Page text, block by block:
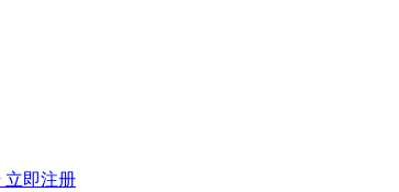
立即注册